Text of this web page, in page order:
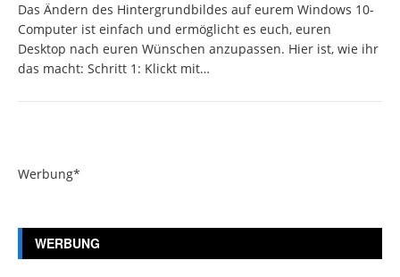
Das Ändern des Hintergrundbildes auf eurem Windows 10-
Computer ist einfach und ermöglicht es euch, euren
Desktop nach euren Wünschen anzupassen. Hier ist, wie ihr
das macht: Schritt 1: Klickt mit…
Werbung*
WERBUNG